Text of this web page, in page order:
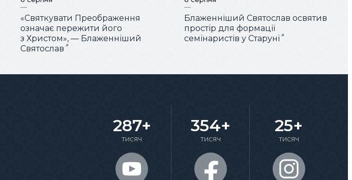
«Святкувати Преображення
означає пережити його
з Христом», — Блаженніший
Святослав
Блаженніший Святослав освятив
простір для формації
семінаристів у Старуні
287+
тисяч
354+
тисяч
25+
тисяч